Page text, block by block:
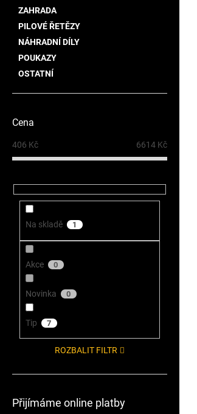
ZAHRADA
PILOVÉ ŘETĚZY
NÁHRADNÍ DÍLY
POUKAZY
OSTATNÍ
Cena
406 Kč 6614 Kč
Na skladě 1
Akce 0
Novinka 0
Tip 7
ROZBALIT FILTR
Přijímáme online platby